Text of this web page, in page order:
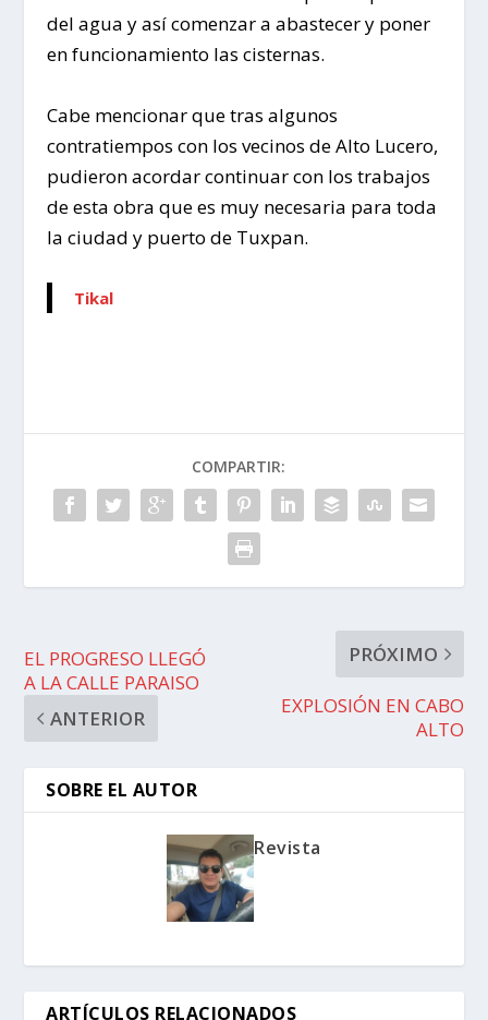
del agua y así comenzar a abastecer y poner
en funcionamiento las cisternas.
Cabe mencionar que tras algunos
contratiempos con los vecinos de Alto Lucero,
pudieron acordar continuar con los trabajos
de esta obra que es muy necesaria para toda
la ciudad y puerto de Tuxpan.
Tikal
COMPARTIR:
EL PROGRESO LLEGÓ
A LA CALLE PARAISO
ANTERIOR
PRÓXIMO
EXPLOSIÓN EN CABO
ALTO
SOBRE EL AUTOR
Revista
ARTÍCULOS RELACIONADOS